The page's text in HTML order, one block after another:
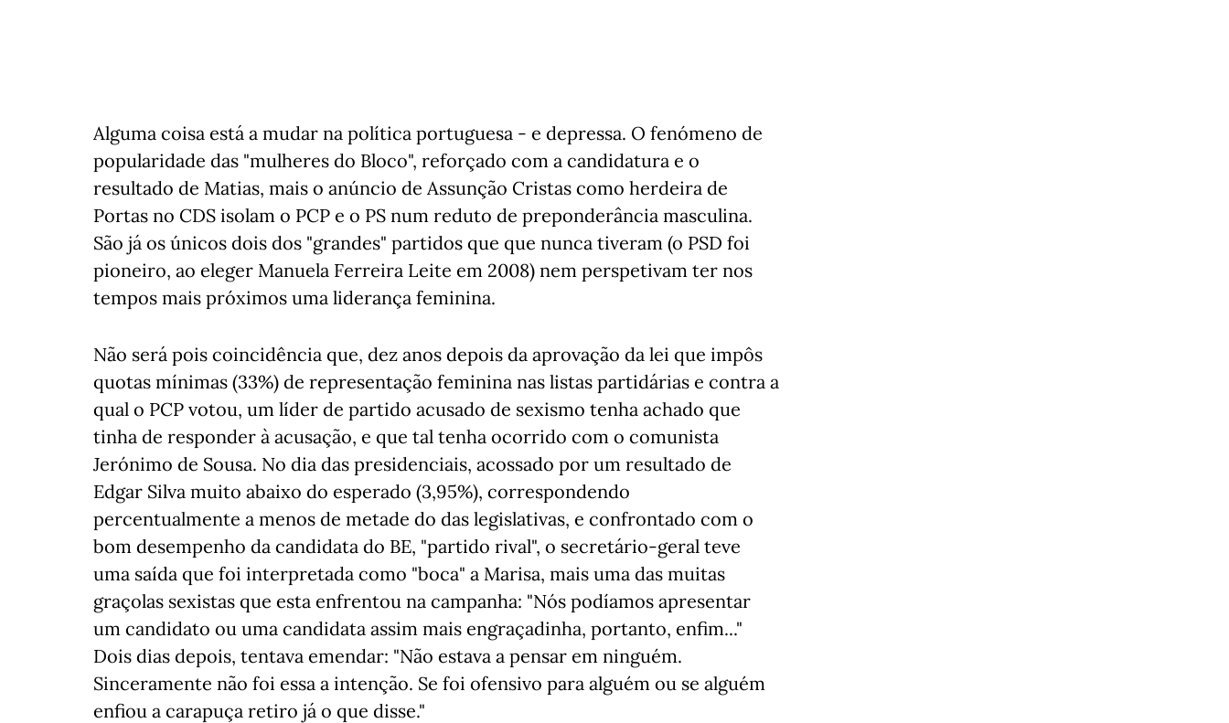
Alguma coisa está a mudar na política portuguesa - e depressa. O fenómeno de
popularidade das "mulheres do Bloco", reforçado com a candidatura e o
resultado de Matias, mais o anúncio de Assunção Cristas como herdeira de
Portas no CDS isolam o PCP e o PS num reduto de preponderância masculina.
São já os únicos dois dos "grandes" partidos que que nunca tiveram (o PSD foi
pioneiro, ao eleger Manuela Ferreira Leite em 2008) nem perspetivam ter nos
tempos mais próximos uma liderança feminina.
Não será pois coincidência que, dez anos depois da aprovação da lei que impôs
quotas mínimas (33%) de representação feminina nas listas partidárias e contra a
qual o PCP votou, um líder de partido acusado de sexismo tenha achado que
tinha de responder à acusação, e que tal tenha ocorrido com o comunista
Jerónimo de Sousa. No dia das presidenciais, acossado por um resultado de
Edgar Silva muito abaixo do esperado (3,95%), correspondendo
percentualmente a menos de metade do das legislativas, e confrontado com o
bom desempenho da candidata do BE, "partido rival", o secretário-geral teve
uma saída que foi interpretada como "boca" a Marisa, mais uma das muitas
graçolas sexistas que esta enfrentou na campanha: "Nós podíamos apresentar
um candidato ou uma candidata assim mais engraçadinha, portanto, enfim..."
Dois dias depois, tentava emendar: "Não estava a pensar em ninguém.
Sinceramente não foi essa a intenção. Se foi ofensivo para alguém ou se alguém
enfiou a carapuça retiro já o que disse."